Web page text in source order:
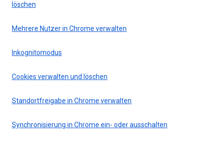
löschen
Mehrere Nutzer in Chrome verwalten
Inkognitomodus
Cookies verwalten und löschen
Standortfreigabe in Chrome verwalten
Synchronisierung in Chrome ein- oder ausschalten